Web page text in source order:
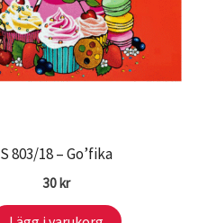
S 803/18 – Go’fika
30kr